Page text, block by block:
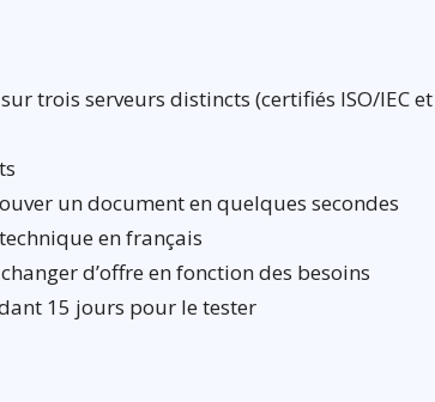
trois serveurs distincts (certifiés ISO/IEC et
un document en quelques secondes
en français
d’offre en fonction des besoins
15 jours pour le tester